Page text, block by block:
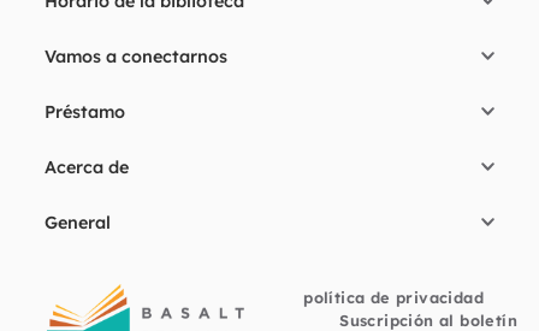
Vamos a conectarnos
Préstamo
Acerca de
General
política de privacidad
Suscripción al boletín